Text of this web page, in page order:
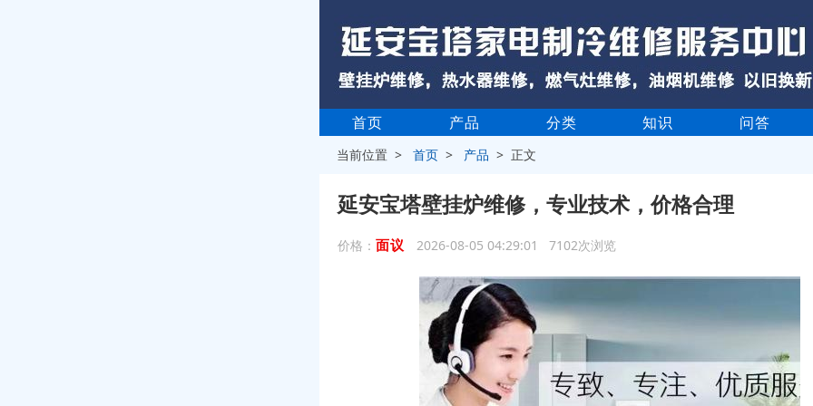
首页 产品 分类 知识 问答
当前位置 >首页 > 产品 > 正文
延安宝塔壁挂炉维修，专业技术，价格合理
价格： 面议 2026-08-05 04:29:01 7102次浏览